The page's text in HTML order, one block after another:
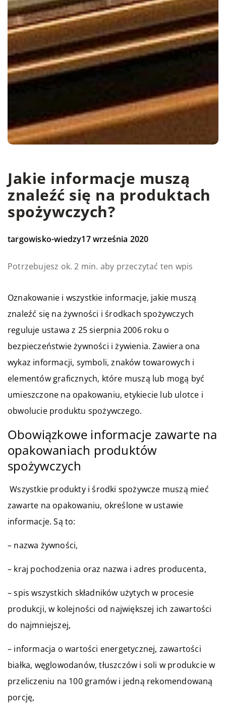
Jakie informacje muszą
znaleźć się na produktach
spożywczych?
targowisko-wiedzy17 września 2020
Potrzebujesz ok. 2 min. aby przeczytać ten wpis
Oznakowanie i wszystkie informacje, jakie muszą
znaleźć się na żywności i środkach spożywczych
reguluje ustawa z 25 sierpnia 2006 roku o
bezpieczeństwie żywności i żywienia. Zawiera ona
wykaz informacji, symboli, znaków towarowych i
elementów graficznych, które muszą lub mogą być
umieszczone na opakowaniu, etykiecie lub ulotce i
obwolucie produktu spożywczego.
Obowiązkowe informacje zawarte na
opakowaniach produktów
spożywczych
Wszystkie produkty i środki spożywcze muszą mieć
zawarte na opakowaniu, określone w ustawie
informacje. Są to:
– nazwa żywności,
– kraj pochodzenia oraz nazwa i adres producenta,
– spis wszystkich składników użytych w procesie
produkcji, w kolejności od największej ich zawartości
do najmniejszej,
– informacja o wartości energetycznej, zawartości
białka, węglowodanów, tłuszczów i soli w produkcie w
przeliczeniu na 100 gramów i jedną rekomendowaną
porcję,